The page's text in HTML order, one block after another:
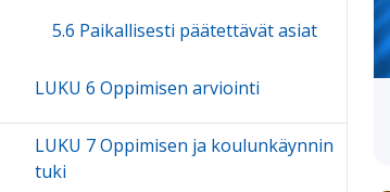
5.6 Paikallisesti päätettävät asiat
LUKU 6 Oppimisen arviointi
LUKU 7 Oppimisen ja koulunkäynnin
tuki